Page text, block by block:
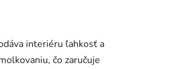
interiéru ľahkosť a
čo zaručuje